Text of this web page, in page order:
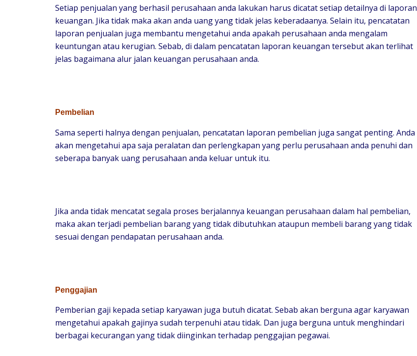
Setiap penjualan yang berhasil perusahaan anda lakukan harus dicatat setiap detailnya di laporan
keuangan. Jika tidak maka akan anda uang yang tidak jelas keberadaanya. Selain itu, pencatatan
laporan penjualan juga membantu mengetahui anda apakah perusahaan anda mengalam
keuntungan atau kerugian. Sebab, di dalam pencatatan laporan keuangan tersebut akan terlihat
jelas bagaimana alur jalan keuangan perusahaan anda.
Pembelian
Sama seperti halnya dengan penjualan, pencatatan laporan pembelian juga sangat penting. Anda
akan mengetahui apa saja peralatan dan perlengkapan yang perlu perusahaan anda penuhi dan
seberapa banyak uang perusahaan anda keluar untuk itu.
Jika anda tidak mencatat segala proses berjalannya keuangan perusahaan dalam hal pembelian,
maka akan terjadi pembelian barang yang tidak dibutuhkan ataupun membeli barang yang tidak
sesuai dengan pendapatan perusahaan anda.
Penggajian
Pemberian gaji kepada setiap karyawan juga butuh dicatat. Sebab akan berguna agar karyawan
mengetahui apakah gajinya sudah terpenuhi atau tidak. Dan juga berguna untuk menghindari
berbagai kecurangan yang tidak diinginkan terhadap penggajian pegawai.